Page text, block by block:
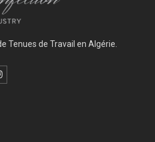
Tenues de Travail en Algérie.